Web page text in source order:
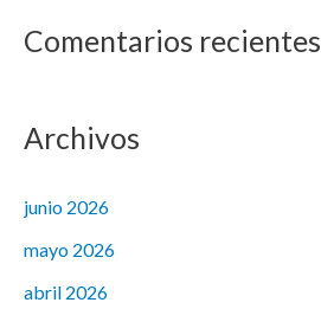
Comentarios recientes
Archivos
junio 2026
mayo 2026
abril 2026